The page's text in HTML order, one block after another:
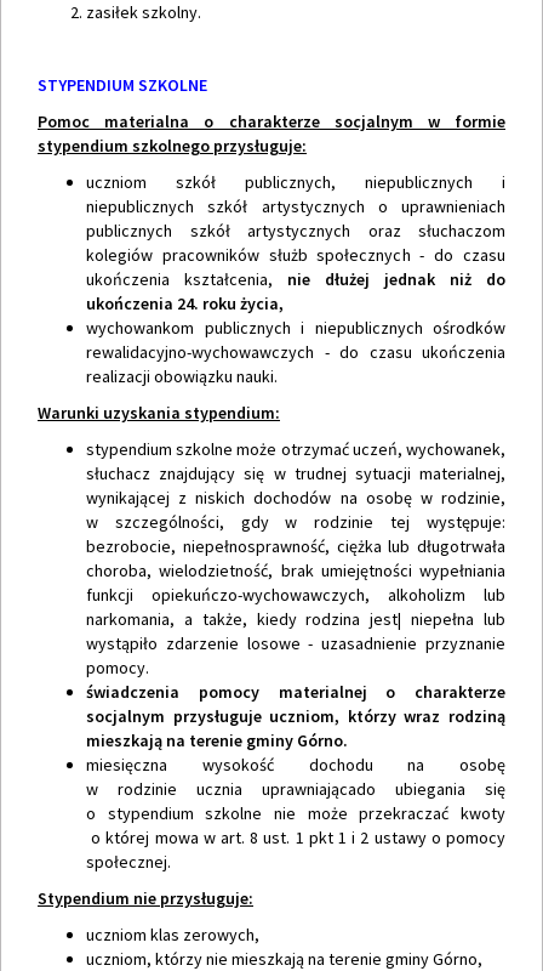
zasiłek szkolny.
STYPENDIUM SZKOLNE
Pomoc materialna o charakterze socjalnym w formie
stypendium szkolnego przysługuje:
uczniom szkół publicznych, niepublicznych i
niepublicznych szkół artystycznych o uprawnieniach
publicznych szkół artystycznych oraz słuchaczom
kolegiów pracowników służb społecznych - do czasu
ukończenia kształcenia, nie dłużej jednak niż do
ukończenia 24. roku życia,
wychowankom publicznych i niepublicznych ośrodków
rewalidacyjno-wychowawczych - do czasu ukończenia
realizacji obowiązku nauki.
Warunki uzyskania stypendium:
stypendium szkolne może otrzymać uczeń, wychowanek,
słuchacz znajdujący się w trudnej sytuacji materialnej,
wynikającej z niskich dochodów na osobę w rodzinie,
w szczególności, gdy w rodzinie tej występuje:
bezrobocie, niepełnosprawność, ciężka lub długotrwała
choroba, wielodzietność, brak umiejętności wypełniania
funkcji opiekuńczo-wychowawczych, alkoholizm lub
narkomania, a także, kiedy rodzina jest| niepełna lub
wystąpiło zdarzenie losowe - uzasadnienie przyznanie
pomocy.
świadczenia pomocy materialnej o charakterze
socjalnym przysługuje uczniom, którzy wraz rodziną
mieszkają na terenie gminy Górno.
miesięczna wysokość dochodu na osobę
w rodzinie ucznia uprawniającado ubiegania się
o stypendium szkolne nie może przekraczać kwoty
o której mowa w art. 8 ust. 1 pkt 1 i 2 ustawy o pomocy
społecznej.
Stypendium nie przysługuje:
uczniom klas zerowych,
uczniom, którzy nie mieszkają na terenie gminy Górno,